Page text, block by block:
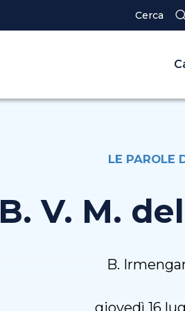
Cerca
LE PAROLE
B. V. M.
B.